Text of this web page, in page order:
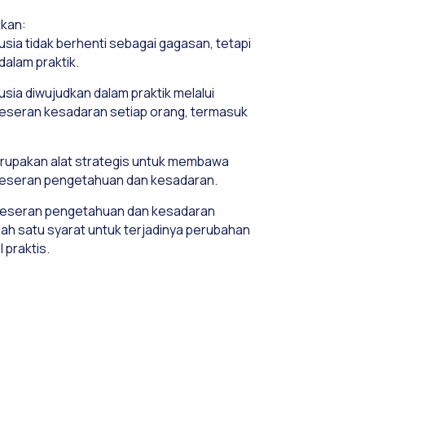
tidak berhenti sebagai gagasan, tetapi
praktik.
diwujudkan dalam praktik melalui
kesadaran setiap orang, termasuk
alat strategis untuk membawa
pengetahuan dan kesadaran.
pengetahuan dan kesadaran
satu syarat untuk terjadinya perubahan
praktis.